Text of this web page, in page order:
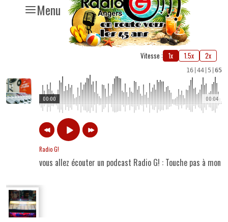
Menu
Vitesse : 1x 1.5x 2x
16 44 5 65
00:04
00:00
Radio G!
vous allez écouter un podcast Radio G! : Touche pas à mon